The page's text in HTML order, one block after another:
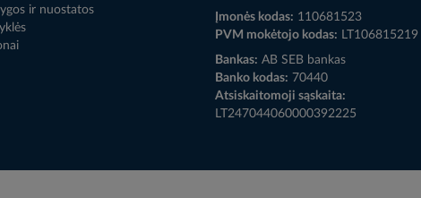
ir nuostatos
Įmonės kodas: 110681523
PVM mokėtojo kodas: LT106815219
Bankas: AB SEB bankas
Banko kodas: 70440
Atsiskaitomoji sąskaita:
LT247044060000392225